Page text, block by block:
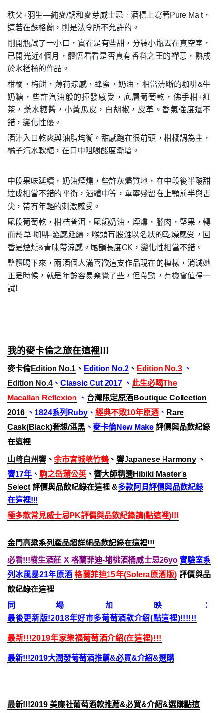
秩父+羽生—純麥/調和麥芽威士忌，酒標上寫著Pure Malt，
這若在蘇格蘭，則是法令所不允許的。
剛開瓶試了一小口，實在是有些甜，分裝小瓶丟在真空室，
已開光近4個月，體悟看看是否真有香料之王的禪意，熟成
於水楢桶的作品。
柑橘，梅餅，薄荷涼感，蜂蜜，奶油，相當清晰的咖啡&牛
奶糖，些許汽油般的揮發感受，底層葡萄乾，佛手柑+紅
茶，藥水糖醬，小黃瓜皮，白胡椒，皮革。香氣強度還不
錯，變化性優。
酒汁入口乾爽與油脂均衡。甜感跑在很前頭，柑橘調為主，
橘子汽水軟糖，在口中咀嚼酸度漸增。
中段果味延續，奶油煙燻，些許灰燼質地，在中段後半酸甜
達成相當不錯的平衡，酒體中等，單寧殘留在上顎前半與舌
尖，帶有年輕的刺激感受。
尾段葡萄乾，柑桔普洱，尾韻奶油，煙燻，臘肉，堅果，轉
而菸草-咖啡-澀感延續，喉頭有股難以名狀的乾燥感受，回
香是煙燻&青味帶涼感。尾韻長度OK，變化性相當不錯。
整體喝下來，兩酒個人滿喜歡這支作品現在的模樣，消滅她
正是時候，就是年齡容易察覺了些，但帶勁，有機會值得一
試!!
我的麥卡倫之旅在這裡!!!
麥卡倫Edition No.1 、 Edition No.2 、 Edition No.3 、
Edition No.4 、 Classic Cut 2017 、 此生必喝The
Macallan Reflexion 、 台灣限定原酒Boutique Collection
2016 、 1824系列Ruby 、 經典不敗10年原酒 、 Rare
Cask(Black)奢想/湛黑 、 麥卡倫New Make 評價與品飲紀錄
在這裡
山崎白州響 、 余市宮城峽竹鶴 、 響Japanese Harmony 、
響17年 、 駒之岳蒲公英 、 響大師精選Hibiki Master’s
Select 評價與品飲紀錄在這裡 &多款阿貝評價與品飲紀錄
在這裡!!!
極多款常見威士忌PK評價與品飲紀錄請(點這裡)!!!
金門高粱系列產品超詳細品飲記錄在這裡!!!
必看!!!樹生酒莊 X 格蘭菲迪-埔桃酒桶威士忌26yo 實驗室系
列冰風暴21年原酒 格蘭菲迪15年(Solera原酒版) 評價與品
飲紀錄在這裡
同場加映：
最後更新版!2018年好市多葡萄酒款介紹(點這裡)!!!!!!
最新!!!2019年家樂福葡萄酒介紹(在這裡)!!!
最新!!!2019大潤發葡萄酒推薦&必買&介紹&選購
最新!!!2019 美廉社葡萄酒款推薦&必買&介紹&選購點這